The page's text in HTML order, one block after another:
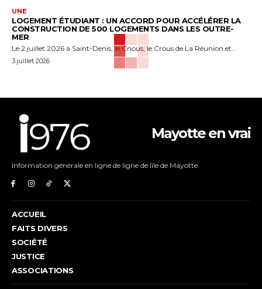
UNE
LOGEMENT ÉTUDIANT : UN ACCORD POUR ACCÉLÉRER LA
CONSTRUCTION DE 500 LOGEMENTS DANS LES OUTRE-
MER
Le 2 juillet 2026 à Saint-Denis, le Cnous, le Crous de La Réunion et...
3 juillet 2026